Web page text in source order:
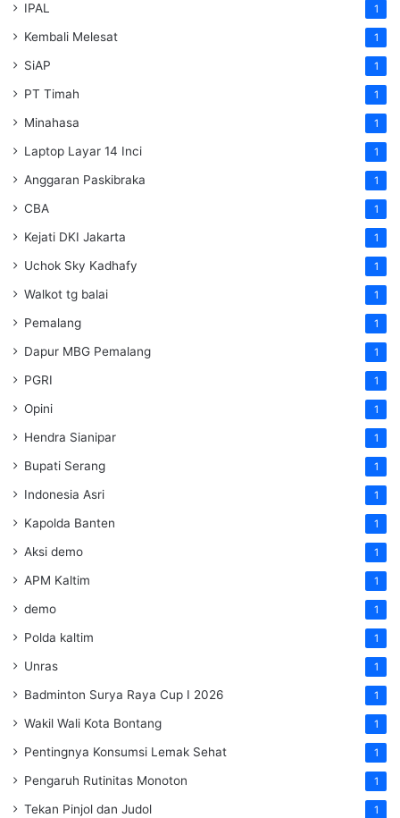
IPAL 1
Kembali Melesat 1
SiAP 1
PT Timah 1
Minahasa 1
Laptop Layar 14 Inci 1
Anggaran Paskibraka 1
CBA 1
Kejati DKI Jakarta 1
Uchok Sky Kadhafy 1
Walkot tg balai 1
Pemalang 1
Dapur MBG Pemalang 1
PGRI 1
Opini 1
Hendra Sianipar 1
Bupati Serang 1
Indonesia Asri 1
Kapolda Banten 1
Aksi demo 1
APM Kaltim 1
demo 1
Polda kaltim 1
Unras 1
Badminton Surya Raya Cup I 2026 1
Wakil Wali Kota Bontang 1
Pentingnya Konsumsi Lemak Sehat 1
Pengaruh Rutinitas Monoton 1
Tekan Pinjol dan Judol 1